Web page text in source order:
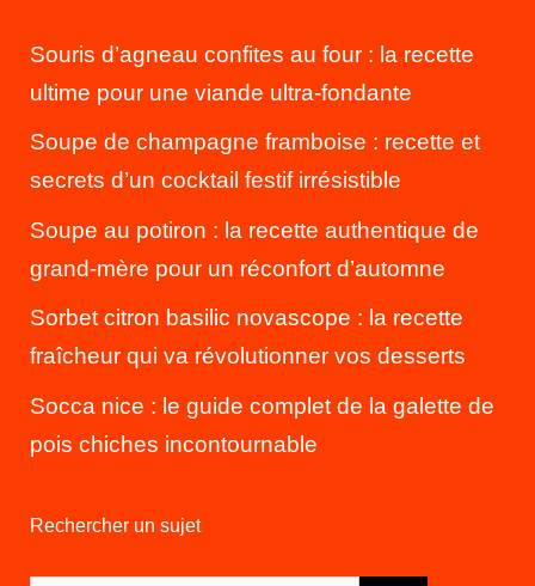
Souris d’agneau confites au four : la recette
ultime pour une viande ultra-fondante
Soupe de champagne framboise : recette et
secrets d’un cocktail festif irrésistible
Soupe au potiron : la recette authentique de
grand-mère pour un réconfort d’automne
Sorbet citron basilic novascope : la recette
fraîcheur qui va révolutionner vos desserts
Socca nice : le guide complet de la galette de
pois chiches incontournable
Rechercher un sujet